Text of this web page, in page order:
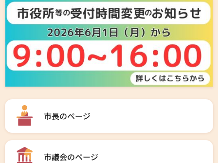
市長のページ
市議会のページ